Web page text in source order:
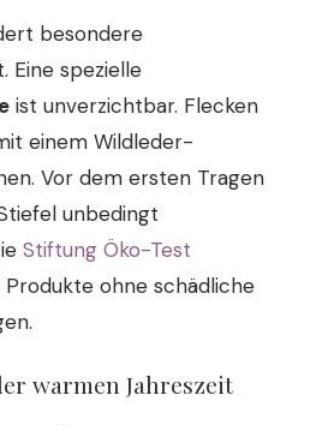
besondere
Eine spezielle
ist unverzichtbar. Flecken
einem Wildleder-
Vor dem ersten Tragen
unbedingt
Stiftung Öko-Test
ohne schädliche
warmen Jahreszeit